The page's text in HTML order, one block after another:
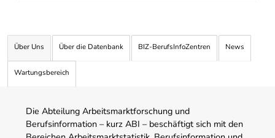
Über Uns Über die Datenbank BIZ-BerufsInfoZentren News
Wartungsbereich
Die Abteilung Arbeitsmarktforschung und
Berufsinformation – kurz ABI – beschäftigt sich mit den